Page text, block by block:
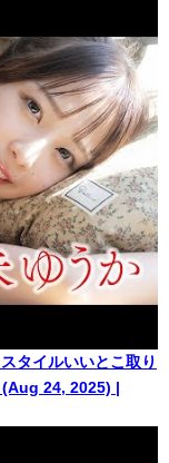
タイルいいとこ取り
24, 2025) |